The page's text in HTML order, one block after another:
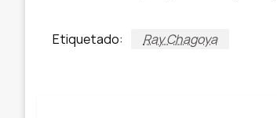
Etiquetado: Ray Chagoya